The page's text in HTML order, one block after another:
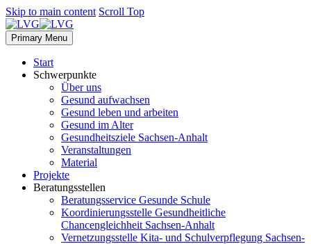
Skip to main content Scroll Top
Primary Menu
Start
Schwerpunkte
Über uns
Gesund aufwachsen
Gesund leben und arbeiten
Gesund im Alter
Gesundheitsziele Sachsen-Anhalt
Veranstaltungen
Material
Projekte
Beratungsstellen
Beratungsservice Gesunde Schule
Koordinierungsstelle Gesundheitliche
Chancengleichheit Sachsen-Anhalt
Vernetzungsstelle Kita- und Schulverpflegung Sachsen-